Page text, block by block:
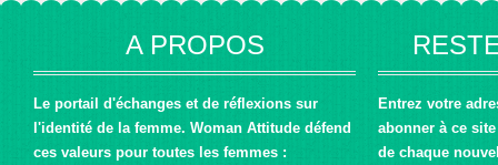
A PROPOS
Le portail d'échanges et de réflexions sur
l'identité de la femme. Woman Attitude défend
ces valeurs pour toutes les femmes :
Entrez votre
abonner à ce
de chaque